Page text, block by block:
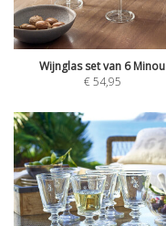
Wijnglas set van 6 Minou
€54,95